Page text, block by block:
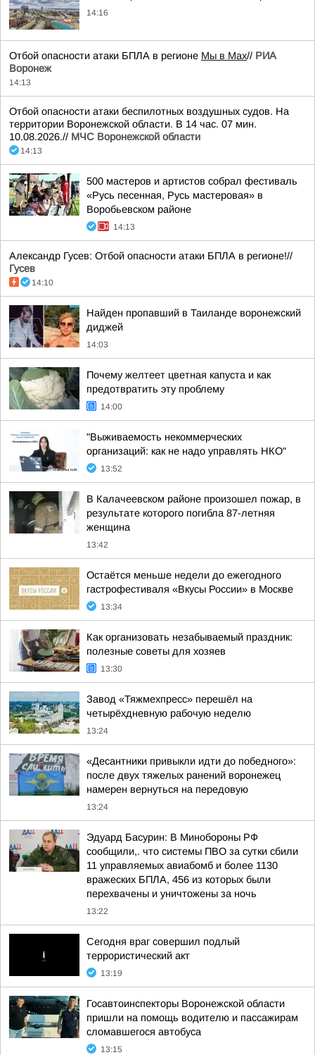
14:16
Отбой опасности атаки БПЛА в регионе Мы в Мах// РИА
Воронеж
14:13
Отбой опасности атаки беспилотных воздушных судов. На
территории Воронежской области. В 14 час. 07 мин.
10.08.2026.// МЧС Воронежской области
14:13
500 мастеров и артистов собрал фестиваль
«Русь песенная, Русь мастеровая» в
Воробьевском районе
14:13
Александр Гусев: Отбой опасности атаки БПЛА в регионе!//
Гусев
14:10
Найден пропавший в Таиланде воронежский
диджей
14:03
Почему желтеет цветная капуста и как
предотвратить эту проблему
14:00
"Выживаемость некоммерческих
организаций: как не надо управлять НКО"
13:52
В Калачеевском районе произошел пожар, в
результате которого погибла 87-летняя
женщина
13:42
Остаётся меньше недели до ежегодного
гастрофестиваля «Вкусы России» в Москве
13:34
Как организовать незабываемый праздник:
полезные советы для хозяев
13:30
Завод «Тяжмехпресс» перешёл на
четырёхдневную рабочую неделю
13:24
«Десантники привыкли идти до победного»:
после двух тяжелых ранений воронежец
намерен вернуться на передовую
13:24
Эдуард Басурин: В Минобороны РФ
сообщили,. что системы ПВО за сутки сбили
11 управляемых авиабомб и более 1130
вражеских БПЛА, 456 из которых были
перехвачены и уничтожены за ночь
13:22
Сегодня враг совершил подлый
террористический акт
13:19
Госавтоинспекторы Воронежской области
пришли на помощь водителю и пассажирам
сломавшегося автобуса
13:15